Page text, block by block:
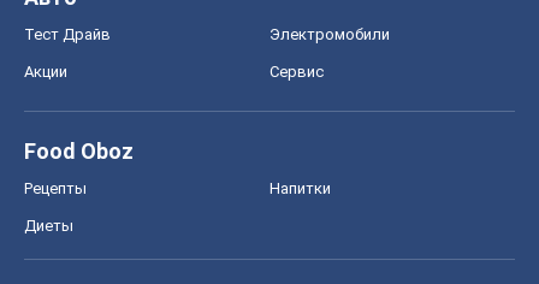
Тест Драйв Электромобили
Акции Сервис
Food Oboz
Рецепты Напитки
Диеты